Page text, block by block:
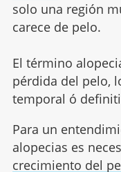
solo una región
carece de pelo.
El término
pérdida del pelo,
temporal ó
Para un
alopecias es
crecimiento del